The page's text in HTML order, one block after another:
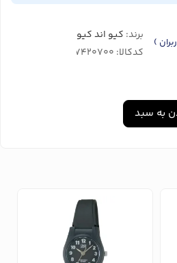
) برند: کیو اند کیو
کدکالا:
به سبد